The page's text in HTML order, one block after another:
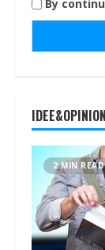
By
2 MIN READ